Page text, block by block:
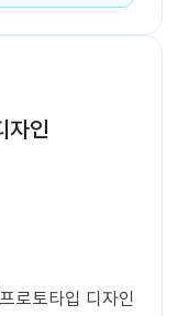
자인
로토타입 디자인